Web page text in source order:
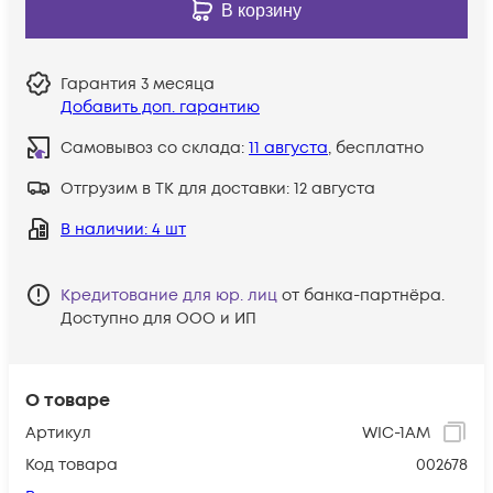
О товаре
Артикул
WIC-1AM
Код товара
002678
В корзину
Гарантия 3 месяца
Добавить доп. гарантию
Самовывоз со склада: 11 августа, бесплатно
Отгрузим в ТК для доставки: 12 августа
В наличии: 4 шт
Кредитование для юр. лиц от банка-партнёра.
Доступно для ООО и ИП